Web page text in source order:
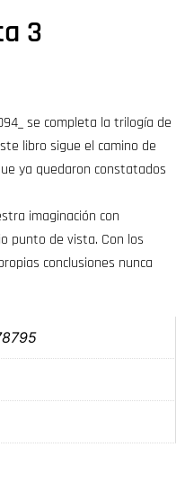
3
se completa la trilogía de
libro sigue el camino de
ya quedaron constatados
imaginación con
punto de vista. Con los
conclusiones nunca